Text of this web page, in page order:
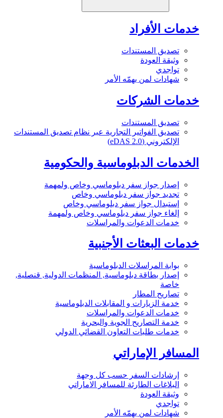
خدمات الأفراد
تصديق المستندات
وثيقة العودة
تواجدي
شهادات لمن يهمّه الأمر
خدمات الشركات
تصديق المستندات
تصديق الفواتير التجارية عبر نظام تصديق المستندات
الإلكتروني (eDAS 2.0)
الخدمات الدبلوماسية والحكومية
إصدار جواز سفر دبلوماسي وخاص ولمهمة
تجديد جواز سفر دبلوماسي وخاص
إستبدال جواز سفر دبلوماسي وخاص
إلغاء جواز سفر دبلوماسي وخاص ولمهمة
خدمات الدعوات والمراسلات
خدمات البعثات الأجنبية
بوابة المراسلات الدبلوماسية
إصدار بطاقة دبلوماسية, المنظمات الدولية, قنصلية,
خاصة
تصاريح المطار
خدمة الزيارات و المقابلات الدبلوماسية
خدمات الدعوات والمراسلات
خدمة التصاريح الجوية والبحرية
خدمات طلبات التعاون القضائي الدولي
المسافر الإماراتي
إرشادات السفر حسب كل وجهة
البلاغات الطارئة للمسافر الاماراتي
وثيقة العودة
تواجدي
شهادات لمن يهمّه الأمر